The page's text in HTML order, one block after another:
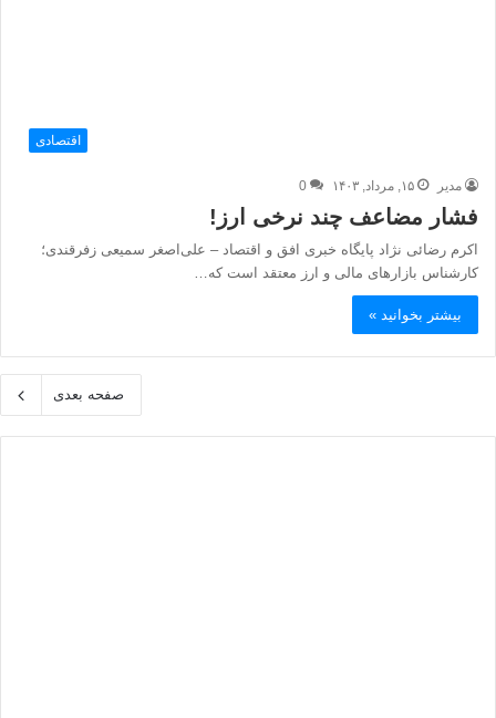
اقتصادی
مدیر ۱۵, مرداد, ۱۴۰۳ 0
فشار مضاعف چند نرخی ارز!
اکرم رضائی نژاد پایگاه خبری افق و اقتصاد – علی‌اصغر سمیعی زفرقندی؛
کارشناس بازارهای مالی و ارز معتقد است که…
بیشتر بخوانید »
صفحه بعدی